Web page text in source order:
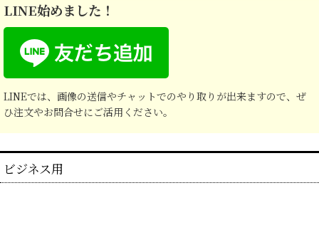
LINE始めました！
LINEでは、画像の送信やチャットでのやり取りが出来ますので、ぜ
ひ注文やお問合せにご活用ください。
ビジネス用